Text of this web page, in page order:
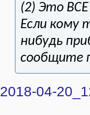
(2) Это
Если кому
нибудь
сообщите
2018-04-